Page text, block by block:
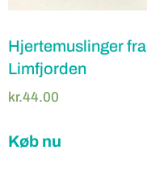
Hjertemuslinger fra
Limfjorden
kr.44.00
Køb nu